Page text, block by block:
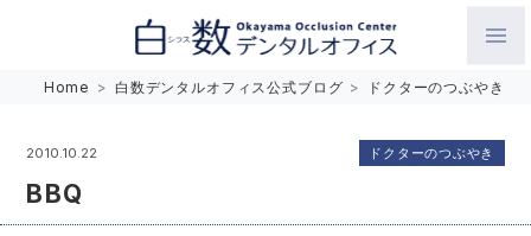
Home > 白数デンタルオフィス公式ブログ > ドクターのつぶやき
2010.10.22
BBQ
ドクターのつぶやき